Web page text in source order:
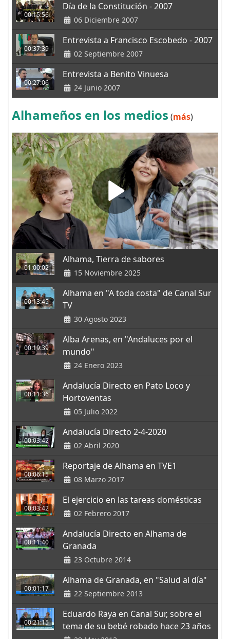
00:15:56
Día de la Constitución - 2007
06 Diciembre 2007
00:37:39
Entrevista a Francisco Escobedo - 2007
02 Septiembre 2007
00:27:06
Entrevista a Benito Vinuesa
24 Junio 2007
Alhameños en los medios (más)
01:00:02
Alhama, Tierra de sabores
15 Noviembre 2025
00:13:45
Alhama en "A toda costa" de Canal Sur
TV
30 Agosto 2023
00:19:39
Alba Arenas, en "Andaluces por el
mundo"
24 Enero 2023
00:11:36
Andalucía Directo en Pato Loco y
Hortoventas
05 Julio 2022
00:03:42
Andalucía Directo 2-4-2020
02 Abril 2020
00:06:15
Reportaje de Alhama en TVE1
08 Marzo 2017
00:03:42
El ejercicio en las tareas domésticas
02 Febrero 2017
00:11:40
Andalucía Directo en Alhama de
Granada
23 Octubre 2014
00:01:17
Alhama de Granada, en "Salud al día"
22 Septiembre 2013
00:21:15
Eduardo Raya en Canal Sur, sobre el
tema de su bebé robado hace 23 años